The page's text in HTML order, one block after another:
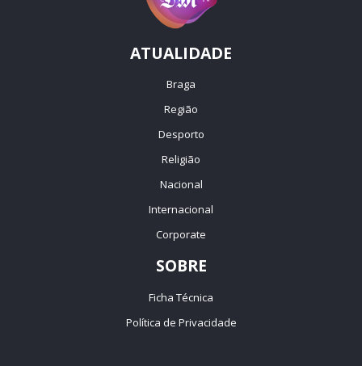
ATUALIDADE
Braga
Região
Desporto
Religião
Nacional
Internacional
Corporate
SOBRE
Ficha Técnica
Política de Privacidade